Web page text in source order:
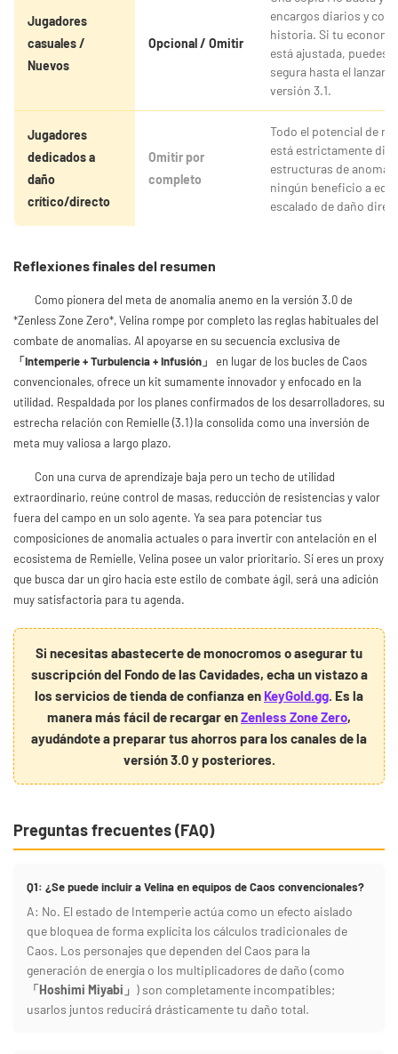
Jugadores
casuales /
Nuevos
Opcional / Omitir
encargos diarios y
historia. Si tu
está ajustada, puedes
segura hasta el
versión 3.1.
Jugadores
dedicados a
daño
crítico/directo
Omitir por
completo
Todo el potencial de
está estrictamente
estructuras de
ningún beneficio a
escalado de daño
Reflexiones finales del resumen
Como pionera del meta de anomalía anemo en la versión 3.0 de
*Zenless Zone Zero*, Velina rompe por completo las reglas habituales del
combate de anomalías. Al apoyarse en su secuencia exclusiva de
「Intemperie + Turbulencia + Infusión」
en lugar de los bucles de Caos
convencionales, ofrece un kit sumamente innovador y enfocado en la
utilidad. Respaldada por los planes confirmados de los desarrolladores, su
estrecha relación con Remielle (3.1) la consolida como una inversión de
meta muy valiosa a largo plazo.
Con una curva de aprendizaje baja pero un techo de utilidad
extraordinario, reúne control de masas, reducción de resistencias y valor
fuera del campo en un solo agente. Ya sea para potenciar tus
composiciones de anomalía actuales o para invertir con antelación en el
ecosistema de Remielle, Velina posee un valor prioritario. Si eres un proxy
que busca dar un giro hacia este estilo de combate ágil, será una adición
muy satisfactoria para tu agenda.
Si necesitas abastecerte de monocromos o asegurar tu
suscripción del Fondo de las Cavidades, echa un vistazo a
los servicios de tienda de confianza en KeyGold.gg. Es la
manera más fácil de recargar enZenless Zone Zero,
ayudándote a preparar tus ahorros para los canales de la
versión 3.0 y posteriores.
Preguntas frecuentes (FAQ)
Q1: ¿Se puede incluir a Velina en equipos de Caos convencionales?
A: No. El estado de Intemperie actúa como un efecto aislado
que bloquea de forma explícita los cálculos tradicionales de
Caos. Los personajes que dependen del Caos para la
generación de energía o los multiplicadores de daño (como
「Hoshimi Miyabi」 ) son completamente incompatibles;
usarlos juntos reducirá drásticamente tu daño total.